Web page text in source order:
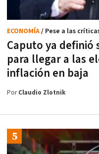
Caputo ya definió
para llegar a las
inflación en baja
ECONOMÍA/ Pese a las
PorClaudio Zlotnik